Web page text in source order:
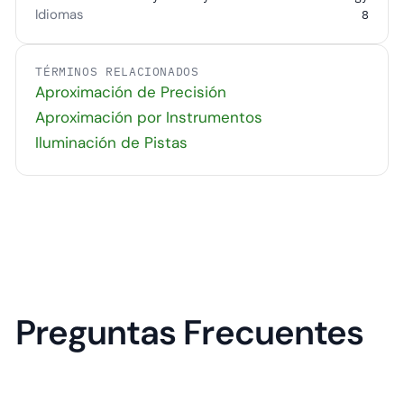
Idiomas 8
TÉRMINOS RELACIONADOS
Aproximación de Precisión
Aproximación por Instrumentos
Iluminación de Pistas
Preguntas Frecuentes